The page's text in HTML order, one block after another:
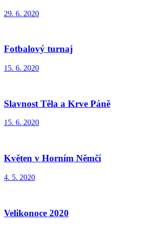
29. 6. 2020
Fotbalový turnaj
15. 6. 2020
Slavnost Těla a Krve Páně
15. 6. 2020
Květen v Horním Němčí
4. 5. 2020
Velikonoce 2020